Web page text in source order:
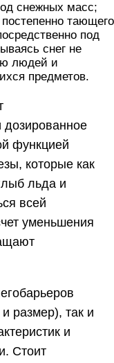
снежных масс;
под
снег не
людей и
предметов.
дозированное
функцией
которые как
льда и
всей
уменьшения
размер), так и
и
Стоит